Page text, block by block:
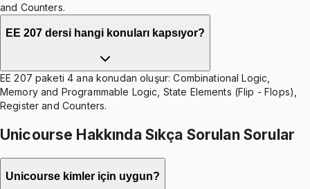
and Counters.
EE 207 dersi hangi konuları kapsıyor?
EE 207 paketi 4 ana konudan oluşur: Combinational Logic,
Memory and Programmable Logic, State Elements (Flip - Flops),
Register and Counters.
Unicourse Hakkında Sıkça Sorulan Sorular
Unicourse kimler için uygun?